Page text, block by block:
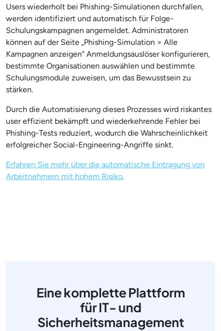
Users wiederholt bei Phishing-Simulationen durchfallen,
werden identifiziert und automatisch für Folge-
Schulungskampagnen angemeldet. Administratoren
können auf der Seite „Phishing-Simulation > Alle
Kampagnen anzeigen“ Anmeldungsauslöser konfigurieren,
bestimmte Organisationen auswählen und bestimmte
Schulungsmodule zuweisen, um das Bewusstsein zu
stärken.
Durch die Automatisierung dieses Prozesses wird riskantes
user effizient bekämpft und wiederkehrende Fehler bei
Phishing-Tests reduziert, wodurch die Wahrscheinlichkeit
erfolgreicher Social-Engineering-Angriffe sinkt.
Erfahren Sie mehr über die automatische Eintragung von
Arbeitnehmern mit hohem Risiko.
Eine komplette Plattform
für IT- und
Sicherheitsmanagement